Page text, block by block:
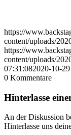
https://
content/uploads/
https://
content/uploads/
07:31:082020-10-
0 Kommentare
Hinterlasse
An der Diskussion
Hinterlasse uns